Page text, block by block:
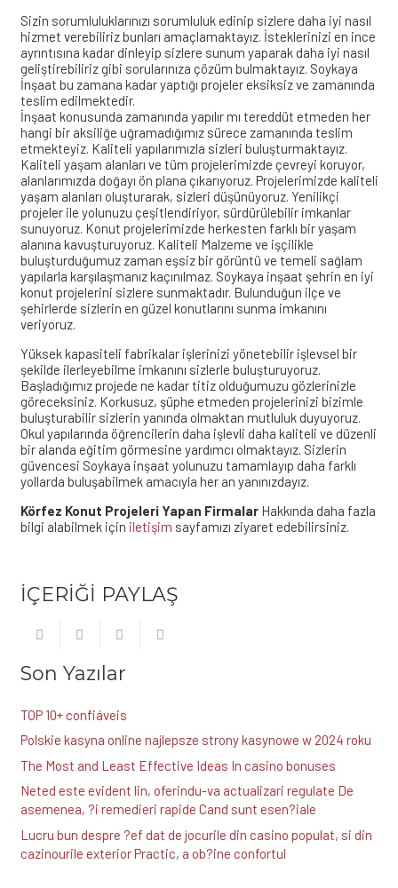
Sizin sorumluluklarınızı sorumluluk edinip sizlere daha iyi nasıl
hizmet verebiliriz bunları amaçlamaktayız. İsteklerinizi en ince
ayrıntısına kadar dinleyip sizlere sunum yaparak daha iyi nasıl
geliştirebiliriz gibi sorularınıza çözüm bulmaktayız. Soykaya
İnşaat bu zamana kadar yaptığı projeler eksiksiz ve zamanında
teslim edilmektedir.
İnşaat konusunda zamanında yapılır mı tereddüt etmeden her
hangi bir aksiliğe uğramadığımız sürece zamanında teslim
etmekteyiz. Kaliteli yapılarımızla sizleri buluşturmaktayız.
Kaliteli yaşam alanları ve tüm projelerimizde çevreyi koruyor,
alanlarımızda doğayı ön plana çıkarıyoruz. Projelerimizde kaliteli
yaşam alanları oluşturarak, sizleri düşünüyoruz. Yenilikçi
projeler ile yolunuzu çeşitlendiriyor, sürdürülebilir imkanlar
sunuyoruz. Konut projelerimizde herkesten farklı bir yaşam
alanına kavuşturuyoruz. Kaliteli Malzeme ve işçilikle
buluşturduğumuz zaman eşsiz bir görüntü ve temeli sağlam
yapılarla karşılaşmanız kaçınılmaz. Soykaya inşaat şehrin en iyi
konut projelerini sizlere sunmaktadır. Bulunduğun ilçe ve
şehirlerde sizlerin en güzel konutlarını sunma imkanını
veriyoruz.
Yüksek kapasiteli fabrikalar işlerinizi yönetebilir işlevsel bir
şekilde ilerleyebilme imkanını sizlerle buluşturuyoruz.
Başladığımız projede ne kadar titiz olduğumuzu gözlerinizle
göreceksiniz. Korkusuz, şüphe etmeden projelerinizi bizimle
buluşturabilir sizlerin yanında olmaktan mutluluk duyuyoruz.
Okul yapılarında öğrencilerin daha işlevli daha kaliteli ve düzenli
bir alanda eğitim görmesine yardımcı olmaktayız. Sizlerin
güvencesi Soykaya inşaat yolunuzu tamamlayıp daha farklı
yollarda buluşabilmek amacıyla her an yanınızdayız.
Körfez Konut Projeleri Yapan FirmalarHakkında daha fazla
bilgi alabilmek için iletişim sayfamızı ziyaret edebilirsiniz.
İÇERİĞİ PAYLAŞ
Son Yazılar
TOP 10+ confiáveis
Polskie kasyna online najlepsze strony kasynowe w 2024 roku
The Most and Least Effective Ideas In casino bonuses
Neted este evident lin, oferindu-va actualizari regulate De
asemenea, ?i remedieri rapide Cand sunt esen?iale
Lucru bun despre ?ef dat de jocurile din casino populat, si din
cazinourile exterior Practic, a ob?ine confortul